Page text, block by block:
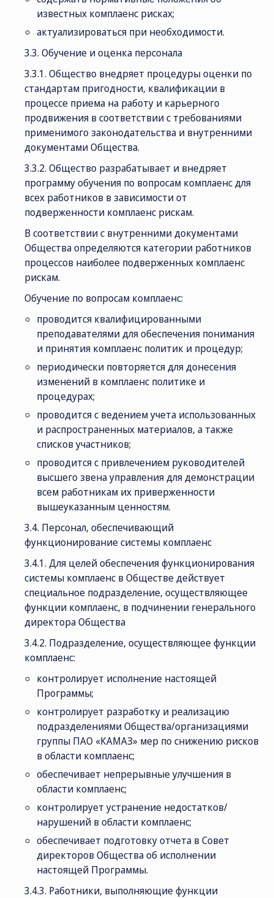
известных комплаенс рисках;
актуализироваться при необходимости.
3.3. Обучение и оценка персонала
3.3.1. Общество внедряет процедуры оценки по
стандартам пригодности, квалификации в
процессе приема на работу и карьерного
продвижения в соответствии с требованиями
применимого законодательства и внутренними
документами Общества.
3.3.2. Общество разрабатывает и внедряет
программу обучения по вопросам комплаенс для
всех работников в зависимости от
подверженности комплаенс рискам.
В соответствии с внутренними документами
Общества определяются категории работников
процессов наиболее подверженных комплаенс
рискам.
Обучение по вопросам комплаенс:
проводится квалифицированными
преподавателями для обеспечения понимания
и принятия комплаенс политик и процедур;
периодически повторяется для донесения
изменений в комплаенс политике и
процедурах;
проводится с ведением учета использованных
и распространенных материалов, а также
списков участников;
проводится с привлечением руководителей
высшего звена управления для демонстрации
всем работникам их приверженности
вышеуказанным ценностям.
3.4. Персонал, обеспечивающий
функционирование системы комплаенс
3.4.1. Для целей обеспечения функционирования
системы комплаенс в Обществе действует
специальное подразделение, осуществляющее
функции комплаенс, в подчинении генерального
директора Общества
3.4.2. Подразделение, осуществляющее функции
комплаенс:
контролирует исполнение настоящей
Программы;
контролирует разработку и реализацию
подразделениями Общества/организациями
группы ПАО «КАМАЗ» мер по снижению рисков
в области комплаенс;
обеспечивает непрерывные улучшения в
области комплаенс;
контролирует устранение недостатков/
нарушений в области комплаенс;
обеспечивает подготовку отчета в Совет
директоров Общества об исполнении
настоящей Программы.
3.4.3. Работники, выполняющие функции